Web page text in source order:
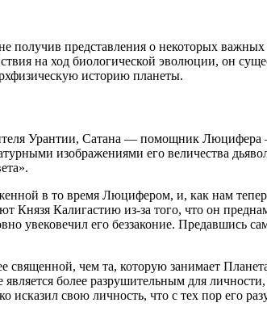
представления о некоторых важных
на ход биологической эволюции, он
историю планеты.
Урантии, Сатана — помощник
изображениями его величества
в то время Люцифером, и, как нам
Князя Калигастию из-за того, что он
увековечил его беззаконие. Предавшись
священной, чем та, которую занимает
более разрушительным для
свою личность, что с тех пор его